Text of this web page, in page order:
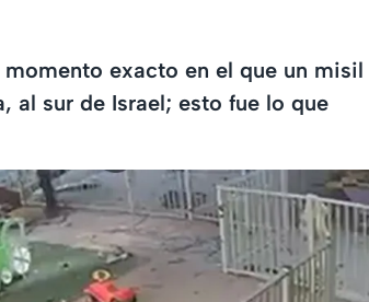
exacto en el que un misil
al sur de Israel; esto fue lo que